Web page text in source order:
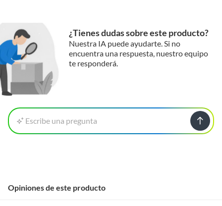
¿Tienes dudas sobre este producto?
Nuestra IA puede ayudarte. Si no
encuentra una respuesta, nuestro equipo
te responderá.
Escribe una pregunta
Opiniones de este producto